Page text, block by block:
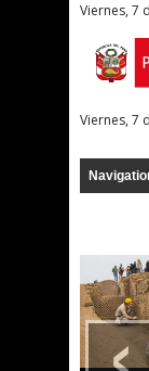
Viernes, 7
Viernes, 7